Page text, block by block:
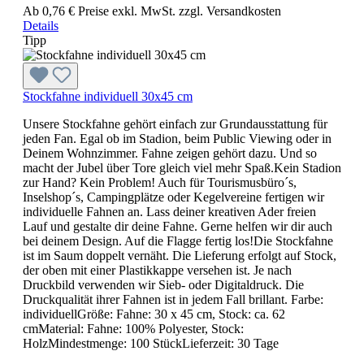
Ab 0,76 € Preise exkl. MwSt. zzgl. Versandkosten
Details
Tipp
Stockfahne individuell 30x45 cm
Unsere Stockfahne gehört einfach zur Grundausstattung für
jeden Fan. Egal ob im Stadion, beim Public Viewing oder in
Deinem Wohnzimmer. Fahne zeigen gehört dazu. Und so
macht der Jubel über Tore gleich viel mehr Spaß.Kein Stadion
zur Hand? Kein Problem! Auch für Tourismusbüro´s,
Inselshop´s, Campingplätze oder Kegelvereine fertigen wir
individuelle Fahnen an. Lass deiner kreativen Ader freien
Lauf und gestalte dir deine Fahne. Gerne helfen wir dir auch
bei deinem Design. Auf die Flagge fertig los!Die Stockfahne
ist im Saum doppelt vernäht. Die Lieferung erfolgt auf Stock,
der oben mit einer Plastikkappe versehen ist. Je nach
Druckbild verwenden wir Sieb- oder Digitaldruck. Die
Druckqualität ihrer Fahnen ist in jedem Fall brillant. Farbe:
individuellGröße: Fahne: 30 x 45 cm, Stock: ca. 62
cmMaterial: Fahne: 100% Polyester, Stock:
HolzMindestmenge: 100 StückLieferzeit: 30 Tage